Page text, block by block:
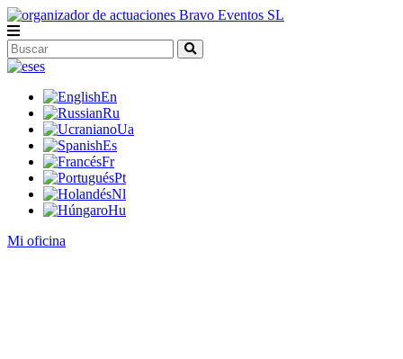
es
En
Ru
Ua
Es
Fr
Pt
Nl
Hu
Mi oficina